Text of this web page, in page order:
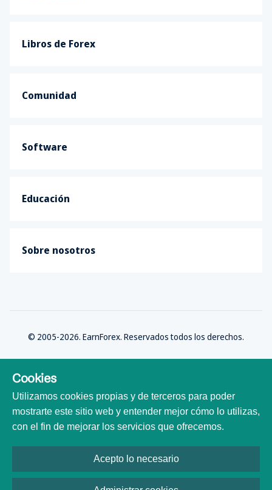
Libros de Forex
Comunidad
Software
Educación
Sobre nosotros
© 2005-2026. EarnForex. Reservados todos los derechos.
Todas las marcas comerciales, logotipos y nombres de marca son
propiedad de sus respectivos dueños. Todos los nombres de empresas,
productos y servicios utilizados en este sitio web son solo para fines de
Desarrollado por
Cookies
Utilizamos cookies propias y de terceros para poder
mostrarte este sitio web y entender mejor cómo lo utilizas,
con el fin de mejorar los servicios que ofrecemos.
Acepto lo necesario